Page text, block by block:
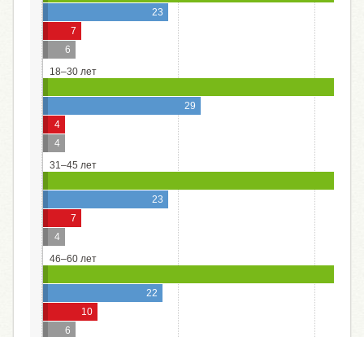
23
7
6
18–30 лет
29
4
4
31–45 лет
23
7
4
46–60 лет
22
10
6